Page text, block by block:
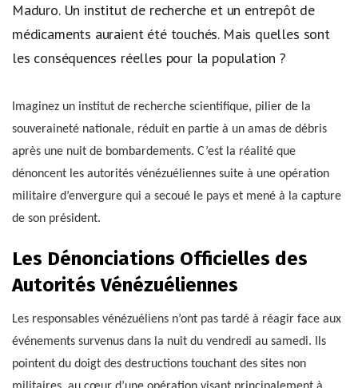
Maduro. Un institut de recherche et un entrepôt de
médicaments auraient été touchés. Mais quelles sont
les conséquences réelles pour la population ?
Imaginez un institut de recherche scientifique, pilier de la
souveraineté nationale, réduit en partie à un amas de débris
après une nuit de bombardements. C’est la réalité que
dénoncent les autorités vénézuéliennes suite à une opération
militaire d’envergure qui a secoué le pays et mené à la capture
de son président.
Les Dénonciations Officielles des
Autorités Vénézuéliennes
Les responsables vénézuéliens n’ont pas tardé à réagir face aux
événements survenus dans la nuit du vendredi au samedi. Ils
pointent du doigt des destructions touchant des sites non